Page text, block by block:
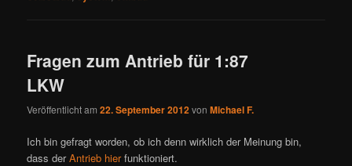
Fragen zum Antrieb für 1:87
LKW
Veröffentlicht am22. September 2012vonMichael F.
Ich bin gefragt worden, ob ich denn wirklich der Meinung bin,
dass derAntrieb hierfunktioniert.